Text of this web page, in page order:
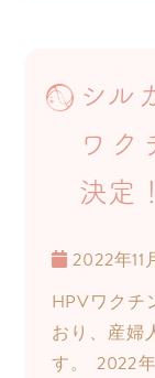
シル
ワク
決定
2022年11
HPVワクチ
おり、産婦
す。 2022